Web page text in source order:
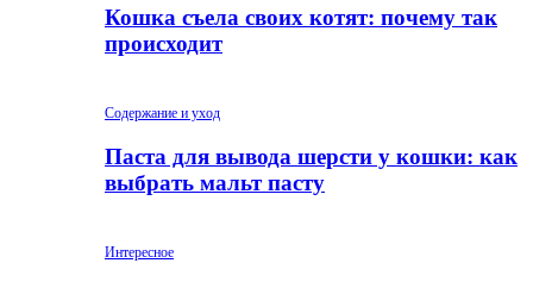
Кошка съела своих котят: почему так
происходит
Содержание и уход
Паста для вывода шерсти у кошки: как
выбрать мальт пасту
Интересное